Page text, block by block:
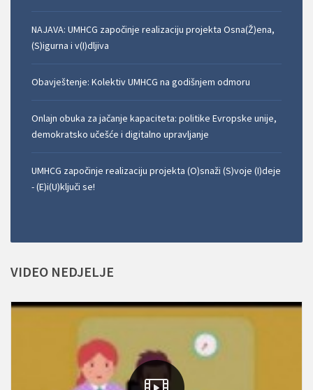
NAJAVA: UMHCG započinje realizaciju projekta Osna(Ž)ena,
(S)igurna i v(I)dljiva
Obavještenje: Kolektiv UMHCG na godišnjem odmoru
Onlajn obuka za jačanje kapaciteta: politike Evropske unije,
demokratsko učešće i digitalno upravljanje
UMHCG započinje realizaciju projekta (O)snaži (S)voje (I)deje
- (E)i(U)ključi se!
VIDEO NEDJELJE